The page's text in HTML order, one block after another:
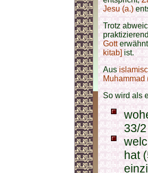
Jesu (a.)
Trotz
Gott
kitab]ist.
Aus
Muhammad
So wird als
33/
hat